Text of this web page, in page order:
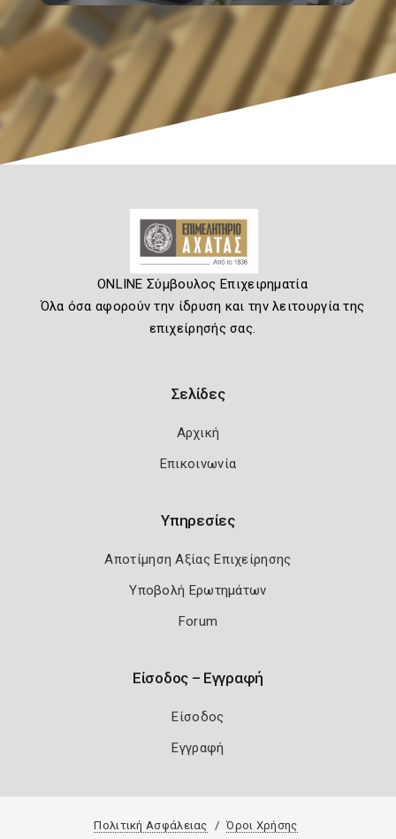
ONLINE Σύμβουλος Επιχειρηματία
Όλα όσα αφορούν την ίδρυση και την λειτουργία της
επιχείρησής σας.
Σελίδες
Αρχική
Επικοινωνία
Υπηρεσίες
Αποτίμηση Αξίας Επιχείρησης
Υποβολή Ερωτημάτων
Forum
Είσοδος – Εγγραφή
Είσοδος
Εγγραφή
Πολιτική Ασφάλειας Όροι Χρήσης